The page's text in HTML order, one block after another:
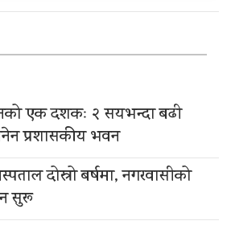
एक दशकः २ सयभन्दा बढी
प्रशासकीय भवन
दोस्रो बर्षमा, नगरवासीको
सुरू